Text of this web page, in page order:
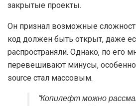
закрытые проекты.
Он признал возможные
код должен быть открыт, даже
распространяли. Однако, по его
перевешивают минусы, особенно
source стал массовым.
“Копилефт можно